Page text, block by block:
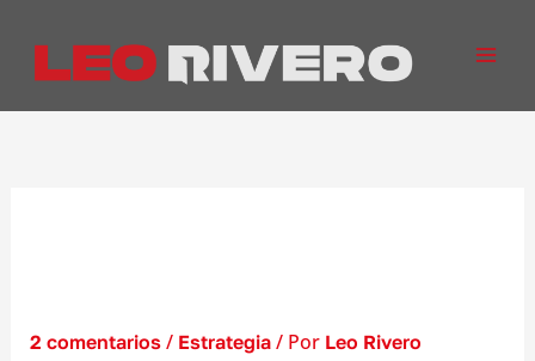
contenido
2 comentarios / Estrategia/ Por Leo Rivero